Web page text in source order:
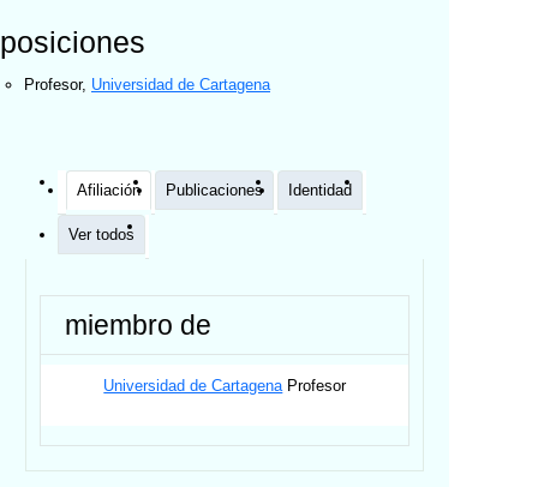
posiciones
Profesor, Universidad de Cartagena
Afiliación Publicaciones Identidad
Ver todos
miembro de
Universidad de CartagenaProfesor